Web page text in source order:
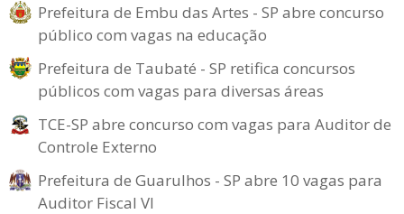
Prefeitura de Embu das Artes - SP abre concurso
público com vagas na educação
Prefeitura de Taubaté - SP retifica concursos
públicos com vagas para diversas áreas
TCE-SP abre concurso com vagas para Auditor de
Controle Externo
Prefeitura de Guarulhos - SP abre 10 vagas para
Auditor Fiscal VI